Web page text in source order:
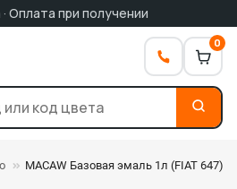
· Оплата при получении
0
MACAW Базовая эмаль 1л (FIAT 647)